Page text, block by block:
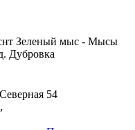
Зеленый мыс - Мысы
Дубровка
54